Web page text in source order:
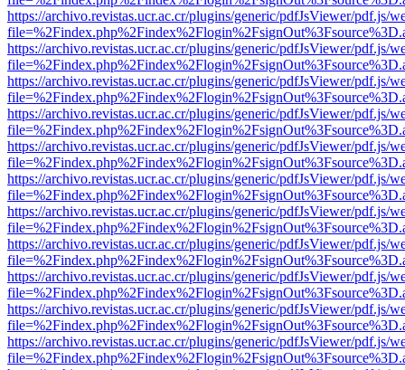
https://archivo.revistas.ucr.ac.cr/plugins/generic/pdfJsViewer/pdf.js/
https://archivo.revistas.ucr.ac.cr/plugins/generic/pdfJsViewer/pdf.js/
https://archivo.revistas.ucr.ac.cr/plugins/generic/pdfJsViewer/pdf.js/
https://archivo.revistas.ucr.ac.cr/plugins/generic/pdfJsViewer/pdf.js/
https://archivo.revistas.ucr.ac.cr/plugins/generic/pdfJsViewer/pdf.js/
https://archivo.revistas.ucr.ac.cr/plugins/generic/pdfJsViewer/pdf.js/
https://archivo.revistas.ucr.ac.cr/plugins/generic/pdfJsViewer/pdf.js/
https://archivo.revistas.ucr.ac.cr/plugins/generic/pdfJsViewer/pdf.js/
https://archivo.revistas.ucr.ac.cr/plugins/generic/pdfJsViewer/pdf.js/
https://archivo.revistas.ucr.ac.cr/plugins/generic/pdfJsViewer/pdf.js/
https://archivo.revistas.ucr.ac.cr/plugins/generic/pdfJsViewer/pdf.js/